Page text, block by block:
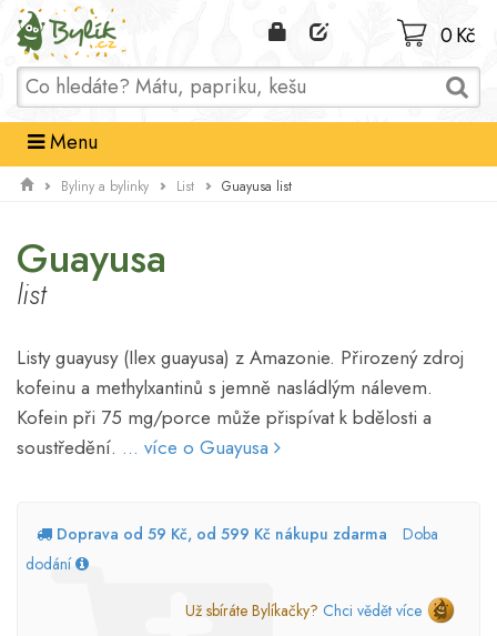
Domů
0 Kč
Menu
Byliny a bylinky List Guayusa list
Guayusa
list
Listy guayusy (Ilex guayusa) z Amazonie. Přirozený zdroj
kofeinu a methylxantinů s jemně nasládlým nálevem.
Kofein při 75 mg/porce může přispívat k bdělosti a
soustředění. ... více o Guayusa
Doprava od 59 Kč, od 599 Kč nákupu zdarma
Doba
dodání
Už sbíráte Bylíkačky? Chci vědět více